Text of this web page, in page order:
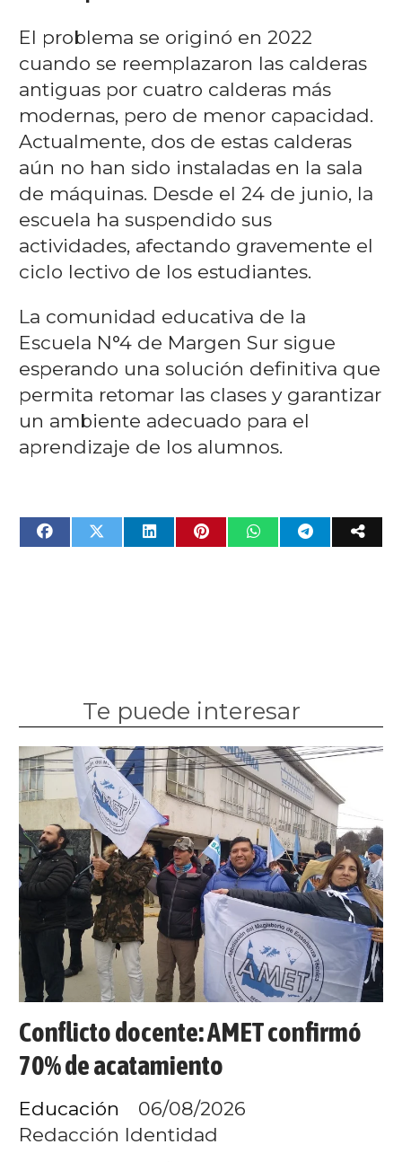
El problema se originó en 2022
cuando se reemplazaron las calderas
antiguas por cuatro calderas más
modernas, pero de menor capacidad.
Actualmente, dos de estas calderas
aún no han sido instaladas en la sala
de máquinas. Desde el 24 de junio, la
escuela ha suspendido sus
actividades, afectando gravemente el
ciclo lectivo de los estudiantes.
La comunidad educativa de la
Escuela N°4 de Margen Sur sigue
esperando una solución definitiva que
permita retomar las clases y garantizar
un ambiente adecuado para el
aprendizaje de los alumnos.
Te puede interesar
Conflicto docente: AMET confirmó
70% de acatamiento
Redacción Identidad
Educación 06/08/2026